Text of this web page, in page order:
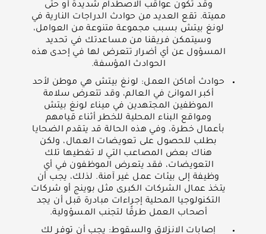
وقد تكون عواقب الاصطدام شديدة أو حتى
مميتة. تقع العديد من حوادث الدراجات النارية في
لونغ بيتش بسبب مجموعة متنوعة من العوامل،
وسيتمكن فريقنا من مساعدتك في تحديد
المسؤول عن أي أضرار تتعرض لها في إحدى هذه
الحوادث المؤسفة.
حوادث أماكن العمل: لونغ بيتش هي موطن لأحد
أكبر الموانئ في العالم، وقد تتعرض سلامة
الموظفين المجتهدين في ميناء لونغ بيتش
ومواقع البناء المحلية للخطر أثناء قيامهم
بأعمال خطرة، وفي هذه الحالة قد يتقدم الضحايا
بطلب للحصول على تعويضات العمال، ولكن
هناك بعض المصاعب التي لا تغطيها تلك
التعويضات، فقد يتعرض الموظفون في أي
وظيفة إلى بيئات عمل غير آمنة. لذلك، يجب أن
يتخذ عمال الشركات الكبرى مثل بوينج أو شركات
التكنولوجيا المحلية إجراءات مبادرة قبل أن يجد
أصحاب العمل طرقًا لتجنب المسؤولية.
إصابات الانزلاق والسقوط: يجب أن توفر لك